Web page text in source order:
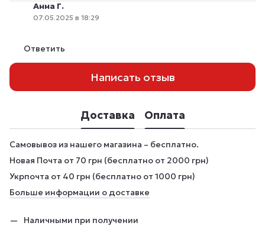
Анна Г.
07.05.2025 в 18:29
Ответить
Написать отзыв
Доставка Оплата
Самовывоз из нашего магазина – бесплатно.
Новая Почта от 70 грн (бесплатно от 2000 грн)
Укрпочта от 40 грн (бесплатно от 1000 грн)
Больше информации о доставке
Наличными при получении